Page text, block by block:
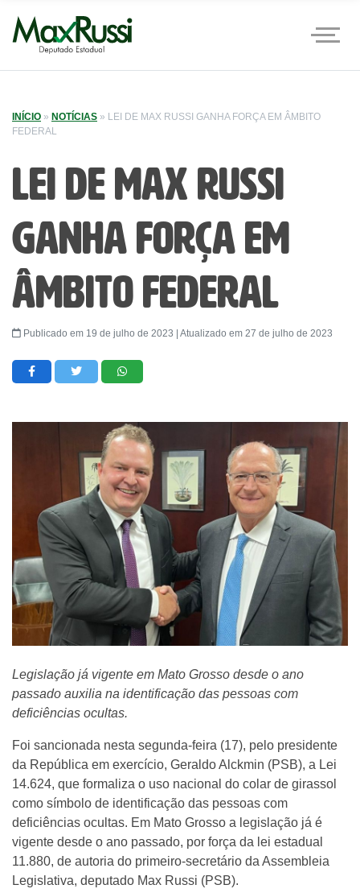
INÍCIO » NOTÍCIAS » LEI DE MAX RUSSI GANHA FORÇA EM ÂMBITO
FEDERAL
Lei de Max Russi
ganha força em
âmbito federal
Publicado em 19 de julho de 2023 | Atualizado em 27 de julho de 2023
Legislação já vigente em Mato Grosso desde o ano
passado auxilia na identificação das pessoas com
deficiências ocultas.
Foi sancionada nesta segunda-feira (17), pelo presidente
da República em exercício, Geraldo Alckmin (PSB), a Lei
14.624, que formaliza o uso nacional do colar de girassol
como símbolo de identificação das pessoas com
deficiências ocultas. Em Mato Grosso a legislação já é
vigente desde o ano passado, por força da lei estadual
11.880, de autoria do primeiro-secretário da Assembleia
Legislativa, deputado Max Russi (PSB).